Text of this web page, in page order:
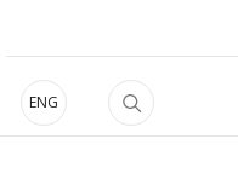
ENG